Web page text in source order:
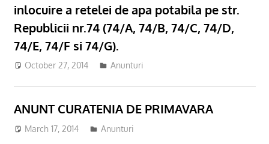
inlocuire a retelei de apa potabila pe str.
Republicii nr.74 (74/A, 74/B, 74/C, 74/D,
74/E, 74/F si 74/G).
October 27, 2014 Anunturi
ANUNT CURATENIA DE PRIMAVARA
March 17, 2014 Anunturi